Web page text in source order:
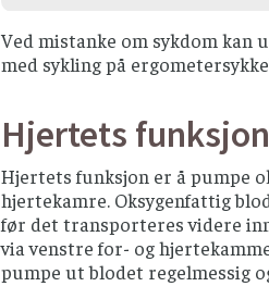
Ved mistanke om sykdom kan
med sykling på
Hjertets funksjon
Hjertets funksjon er å pumpe
hjertekamre. Oksygenfattig
før det transporteres videre
via venstre for- og
pumpe ut blodet regelmessig